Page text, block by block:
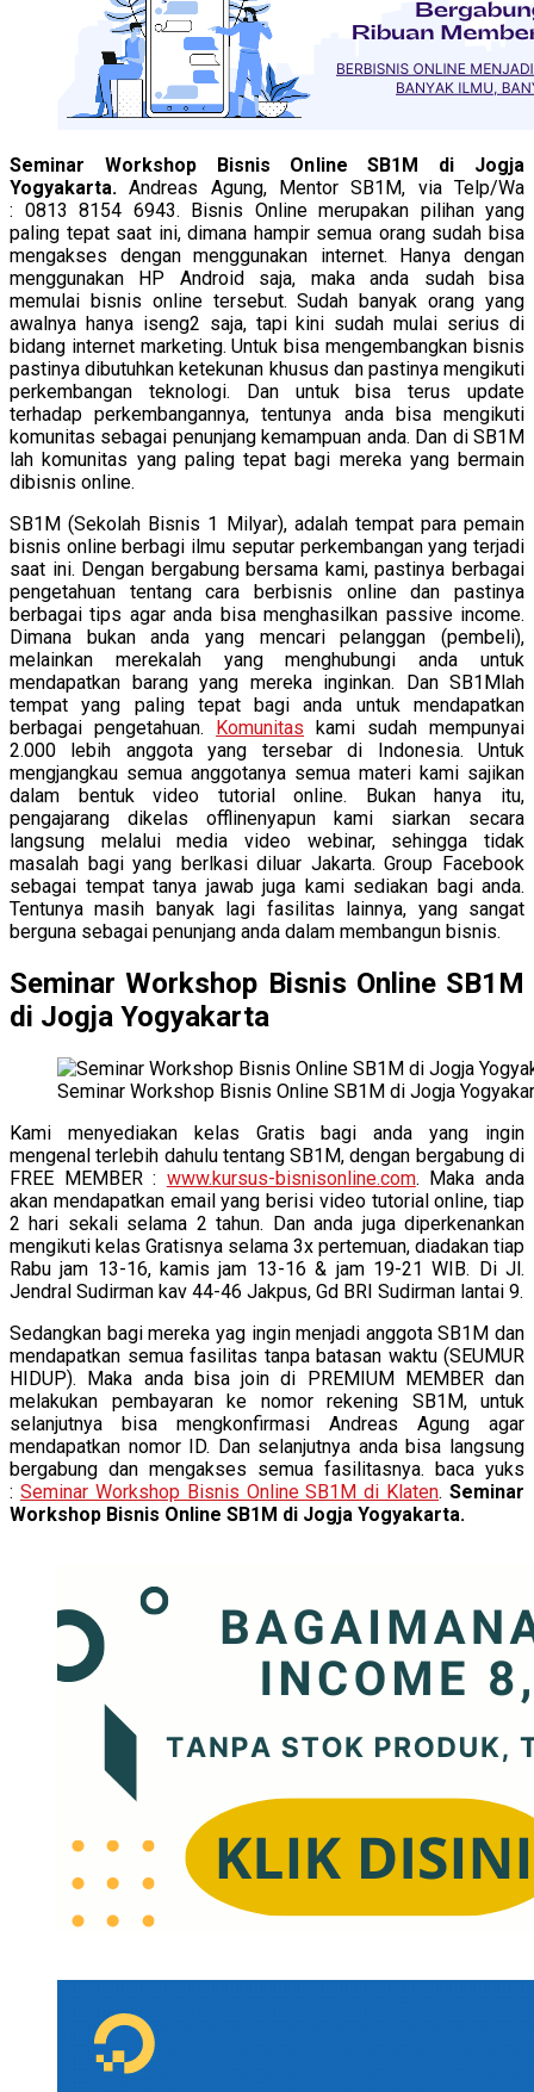
Seminar Workshop Bisnis Online SB1M di Jogja
Yogyakarta.Andreas Agung, Mentor SB1M, via Telp/Wa
: 0813 8154 6943. Bisnis Online merupakan pilihan yang
paling tepat saat ini, dimana hampir semua orang sudah bisa
mengakses dengan menggunakan internet. Hanya dengan
menggunakan HP Android saja, maka anda sudah bisa
memulai bisnis online tersebut. Sudah banyak orang yang
awalnya hanya iseng2 saja, tapi kini sudah mulai serius di
bidang internet marketing. Untuk bisa mengembangkan bisnis
pastinya dibutuhkan ketekunan khusus dan pastinya mengikuti
perkembangan teknologi. Dan untuk bisa terus update
terhadap perkembangannya, tentunya anda bisa mengikuti
komunitas sebagai penunjang kemampuan anda. Dan di SB1M
lah komunitas yang paling tepat bagi mereka yang bermain
dibisnis online.
SB1M (Sekolah Bisnis 1 Milyar), adalah tempat para pemain
bisnis online berbagi ilmu seputar perkembangan yang terjadi
saat ini. Dengan bergabung bersama kami, pastinya berbagai
pengetahuan tentang cara berbisnis online dan pastinya
berbagai tips agar anda bisa menghasilkan passive income.
Dimana bukan anda yang mencari pelanggan (pembeli),
melainkan merekalah yang menghubungi anda untuk
mendapatkan barang yang mereka inginkan. Dan SB1Mlah
tempat yang paling tepat bagi anda untuk mendapatkan
berbagai pengetahuan. Komunitas kami sudah mempunyai
2.000 lebih anggota yang tersebar di Indonesia. Untuk
mengjangkau semua anggotanya semua materi kami sajikan
dalam bentuk video tutorial online. Bukan hanya itu,
pengajarang dikelas offlinenyapun kami siarkan secara
langsung melalui media video webinar, sehingga tidak
masalah bagi yang berlkasi diluar Jakarta. Group Facebook
sebagai tempat tanya jawab juga kami sediakan bagi anda.
Tentunya masih banyak lagi fasilitas lainnya, yang sangat
berguna sebagai penunjang anda dalam membangun bisnis.
Seminar Workshop Bisnis Online SB1M
di Jogja Yogyakarta
Seminar Workshop Bisnis Online SB1M di Jogja
Kami menyediakan kelas Gratis bagi anda yang ingin
mengenal terlebih dahulu tentang SB1M, dengan bergabung di
FREE MEMBER : www.kursus-bisnisonline.com. Maka anda
akan mendapatkan email yang berisi video tutorial online, tiap
2 hari sekali selama 2 tahun. Dan anda juga diperkenankan
mengikuti kelas Gratisnya selama 3x pertemuan, diadakan tiap
Rabu jam 13-16, kamis jam 13-16 & jam 19-21 WIB. Di Jl.
Jendral Sudirman kav 44-46 Jakpus, Gd BRI Sudirman lantai 9.
Sedangkan bagi mereka yag ingin menjadi anggota SB1M dan
mendapatkan semua fasilitas tanpa batasan waktu (SEUMUR
HIDUP). Maka anda bisa join di PREMIUM MEMBER dan
melakukan pembayaran ke nomor rekening SB1M, untuk
selanjutnya bisa mengkonfirmasi Andreas Agung agar
mendapatkan nomor ID. Dan selanjutnya anda bisa langsung
bergabung dan mengakses semua fasilitasnya. baca yuks
: Seminar Workshop Bisnis Online SB1M di Klaten. Seminar
Workshop Bisnis Online SB1M di Jogja Yogyakarta.